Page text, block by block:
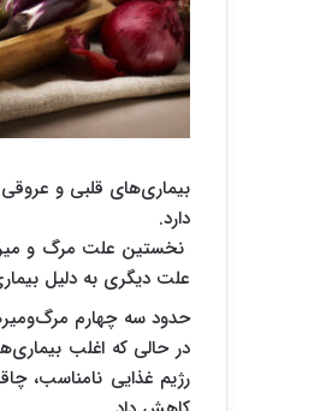
بیماری‌های قلبی و
دارد.
نخستین علت مرگ و میر
علت دیگری به دلیل
حدود سه چهارم
در حالی که اغلب
رژیم غذایی نامناسب،